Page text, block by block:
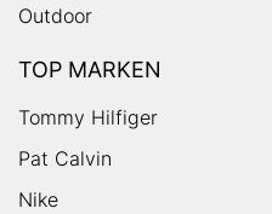
Outdoor
TOP MARKEN
Tommy Hilfiger
Pat Calvin
Nike